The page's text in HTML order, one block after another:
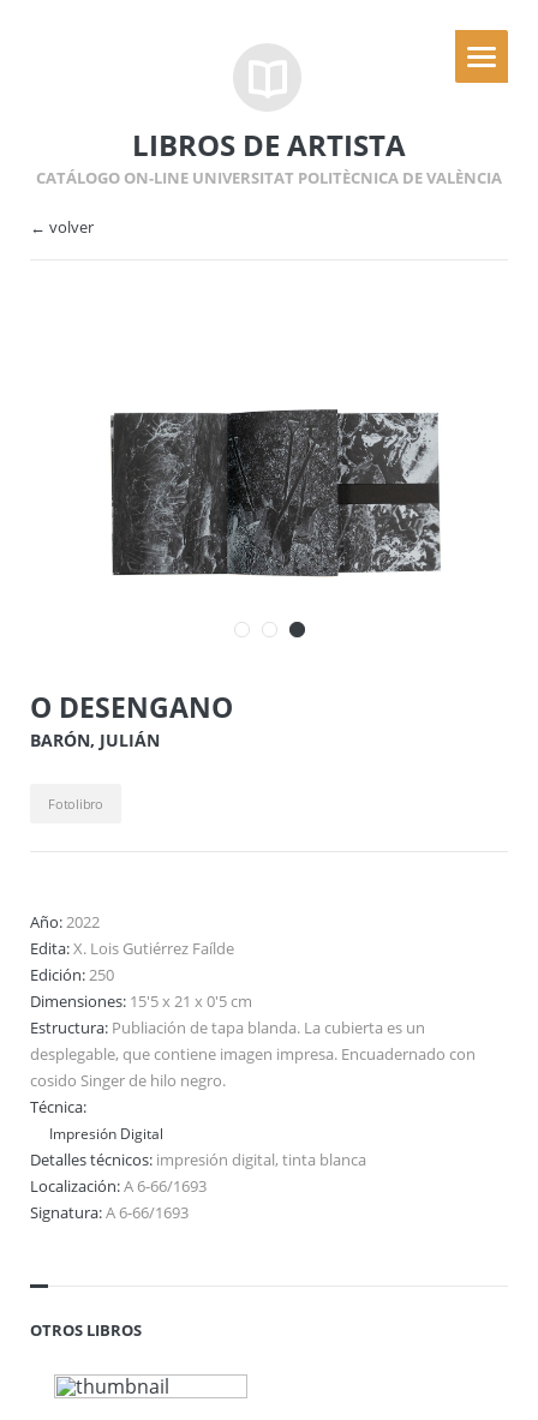
LIBROS DE ARTISTA
CATÁLOGO ON-LINE UNIVERSITAT POLITÈCNICA DE VALÈNCIA
← volver
O DESENGANO
BARÓN, JULIÁN
Fotolibro
Año:2022
Edita:X. Lois Gutiérrez Faílde
Edición:250
Dimensiones: 15'5 x 21 x 0'5 cm
Estructura: Publiación de tapa blanda. La cubierta es un
desplegable, que contiene imagen impresa. Encuadernado con
cosido Singer de hilo negro.
Técnica:
Impresión Digital
Detalles técnicos: impresión digital, tinta blanca
Localización:A 6-66/1693
Signatura:A 6-66/1693
OTROS LIBROS